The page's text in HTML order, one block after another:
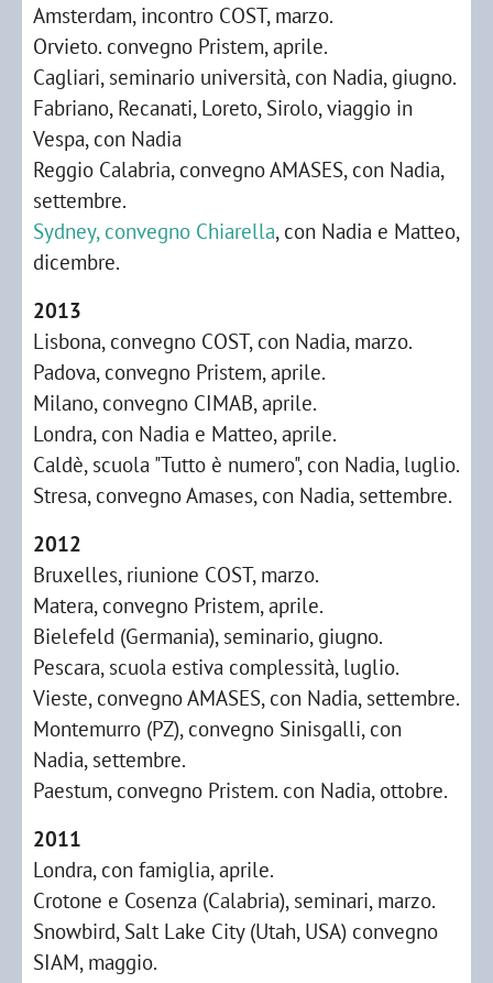
Amsterdam, incontro COST, marzo.
Orvieto. convegno Pristem, aprile.
Cagliari, seminario università, con Nadia, giugno.
Fabriano, Recanati, Loreto, Sirolo, viaggio in
Vespa, con Nadia
Reggio Calabria, convegno AMASES, con Nadia,
settembre.
Sydney, convegno Chiarella, con Nadia e Matteo,
dicembre.
2013
Lisbona, convegno COST, con Nadia, marzo.
Padova, convegno Pristem, aprile.
Milano, convegno CIMAB, aprile.
Londra, con Nadia e Matteo, aprile.
Caldè, scuola "Tutto è numero", con Nadia, luglio.
Stresa, convegno Amases, con Nadia, settembre.
2012
Bruxelles, riunione COST, marzo.
Matera, convegno Pristem, aprile.
Bielefeld (Germania), seminario, giugno.
Pescara, scuola estiva complessità, luglio.
Vieste, convegno AMASES, con Nadia, settembre.
Montemurro (PZ), convegno Sinisgalli, con
Nadia, settembre.
Paestum, convegno Pristem. con Nadia, ottobre.
2011
Londra, con famiglia, aprile.
Crotone e Cosenza (Calabria), seminari, marzo.
Snowbird, Salt Lake City (Utah, USA) convegno
SIAM, maggio.